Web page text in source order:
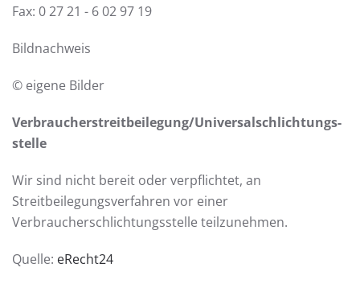
Fax: 0 27 21 - 6 02 97 19
Bildnachweis
© eigene Bilder
Verbraucher­streit­beilegung/Universal­schlichtungs­
stelle
Wir sind nicht bereit oder verpflichtet, an
Streitbeilegungsverfahren vor einer
Verbraucherschlichtungsstelle teilzunehmen.
Quelle: eRecht24